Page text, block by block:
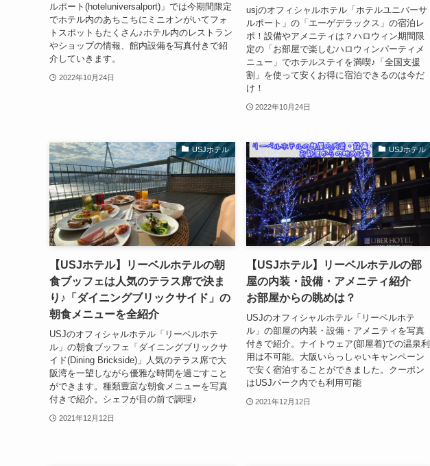
ルポート(hoteluniversalport)」では今期間限定
でホテル内のあちこちにミニオンがいてフォ
トスポットもたくさん♪ホテル内のレストラン
やショップの情報、館内設備を写真付きで紹
介していきます。
2022年10月24日
usjのオフィシャルホテル「ホテルユニバーサ
ルポート」の「エーゲデラックス」の宿泊レ
ポ！設備やアメニティは？ハロウィン期間限
定の「お部屋で楽しむハロウィンパーティメ
ニュー」でホテルステイを満喫♪「全国支援
割」を使って安くお得に宿泊できるのは今だ
け！
2022年10月24日
USJホテル
【USJホテル】リーベルホテルの朝
食ブッフェは人気のテラス席で決ま
り♪「ダイニングブリックサイド」の
朝食メニューを全紹介
USJのオフィシャルホテル「リーベルホテ
ル」の朝食ブッフェ「ダイニングブリックサ
イド(Dining Brickside)」人気のテラス席で大
阪湾を一望しながら優雅な時間を過ごすこと
ができます。種類豊富な朝食メニューを写真
付きで紹介。シェフが目の前で調理♪
2021年12月12日
USJホテル
【USJホテル】リーベルホテルの部
屋の内装・設備・アメニティ紹介
お部屋からの眺めは？
USJのオフィシャルホテル「リーベルホテ
ル」の部屋の内装・設備・アメニティを写真
付きで紹介。ナイトウェア(部屋着)での温泉利
用は不可能。大阪いらっしゃいキャンペーン
で安く宿泊することができました。クーポン
はUSJパーク内でも利用可能
2021年12月12日